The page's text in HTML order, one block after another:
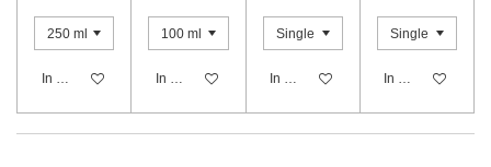
In winkelwagen In winkelwagen In winkelwagen In winkelwagen